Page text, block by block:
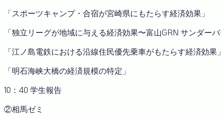
「スポーツキャンプ・合宿が宮崎県にもたらす経済効果」
「独⽴リーグが地域に与える経済効果〜富山GRN サンダー
「江ノ島電鉄における沿線住民優先乗車がもたらす経済効果
「明石海峡大橋の経済規模の特定」
10：40 学生報告
②相馬ゼミ